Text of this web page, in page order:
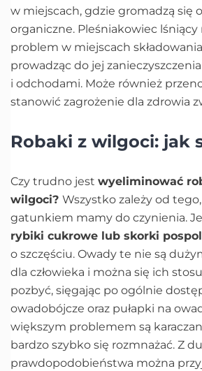
w miejscach, gdzie gromadzą się
organiczne. Pleśniakowiec
problem w miejscach
prowadząc do jej
i odchodami. Może również
stanowić zagrożenie dla zdrowia
Robaki z wilgoci: jak
Czy trudno jest wyeliminować
wilgoci? Wszystko zależy od
gatunkiem mamy do czynienia.
rybiki cukrowe lub skorki
o szczęściu. Owady te nie są
dla człowieka i można się ich
pozbyć, sięgając po ogólnie
owadobójcze oraz pułapki na
większym problemem są
bardzo szybko się rozmnażać. Z
prawdopodobieństwa można